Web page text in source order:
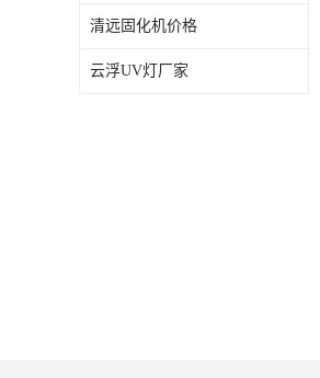
清远固化机价格
云浮UV灯厂家